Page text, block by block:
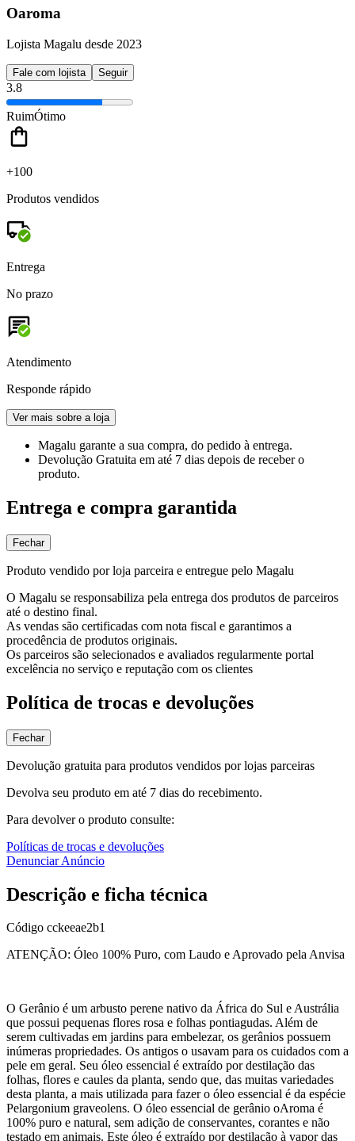
Oaroma
Lojista Magalu desde 2023
Fale com lojista Seguir
3.8
RuimÓtimo
+100
Produtos vendidos
Entrega
No prazo
Atendimento
Responde rápido
Ver mais sobre a loja
Magalu garante a sua compra, do pedido à entrega.
Devolução Gratuita em até 7 dias depois de receber o
produto.
Entrega e compra garantida
Fechar
Produto vendido por loja parceira e entregue pelo Magalu
O Magalu se responsabiliza pela entrega dos produtos de parceiros
até o destino final.
As vendas são certificadas com nota fiscal e garantimos a
procedência de produtos originais.
Os parceiros são selecionados e avaliados regularmente portal
excelência no serviço e reputação com os clientes
Política de trocas e devoluções
Fechar
Devolução gratuita para produtos vendidos por lojas parceiras
Devolva seu produto em até 7 dias do recebimento.
Para devolver o produto consulte:
Políticas de trocas e devoluções
Denunciar Anúncio
Descrição e ficha técnica
Código cckeeae2b1
ATENÇÃO: Óleo 100% Puro, com Laudo e Aprovado pela Anvisa
O Gerânio é um arbusto perene nativo da África do Sul e Austrália
que possui pequenas flores rosa e folhas pontiagudas. Além de
serem cultivadas em jardins para embelezar, os gerânios possuem
inúmeras propriedades. Os antigos o usavam para os cuidados com a
pele em geral. Seu óleo essencial é extraído por destilação das
folhas, flores e caules da planta, sendo que, das muitas variedades
desta planta, a mais utilizada para fazer o óleo essencial é da espécie
Pelargonium graveolens. O óleo essencial de gerânio oAroma é
100% puro e natural, sem adição de conservantes, corantes e não
testado em animais. Este óleo é extraído por destilação à vapor das